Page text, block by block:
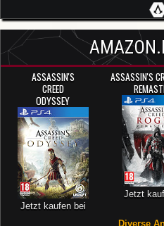
ASSASSIN'S
CREED
ODYSSEY
Jetzt kaufen bei
ASSASSIN'S
Jetzt
Diverse